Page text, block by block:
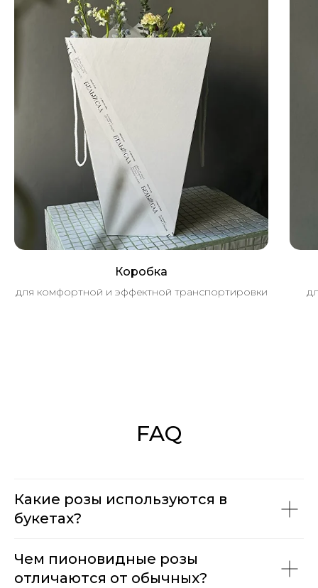
Коробка
для комфортной и эффектной транспортировки
FAQ
Какие розы используются в
букетах?
Чем пионовидные розы
отличаются от обычных?